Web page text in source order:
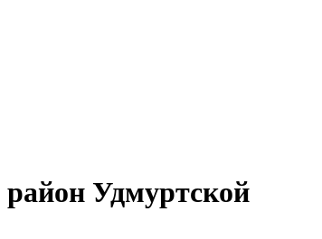
Удмуртской